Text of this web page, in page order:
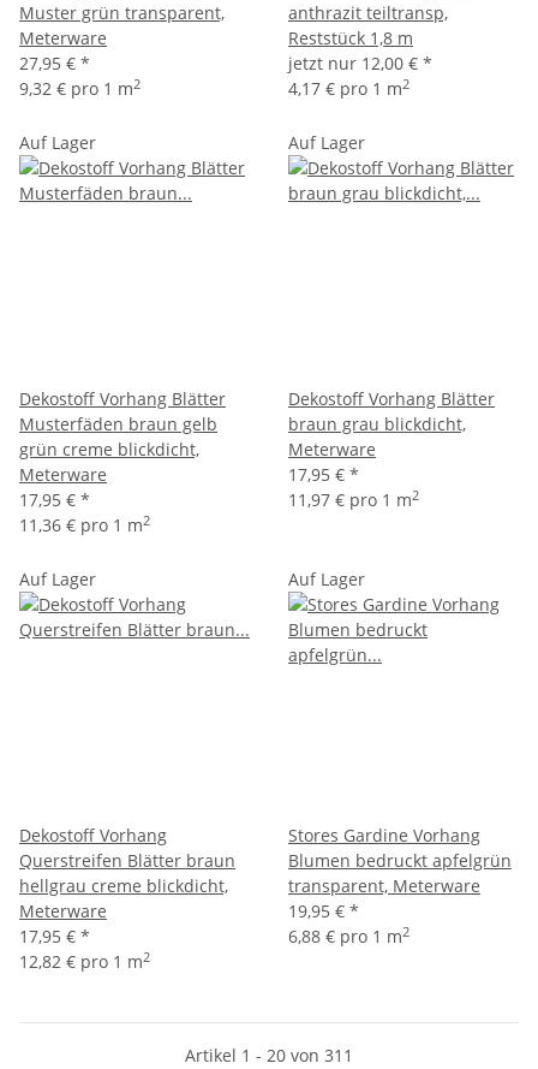
Muster grün transparent,
Meterware
27,95 € *
9,32 € pro 1 m2
anthrazit teiltransp,
Reststück 1,8 m
jetzt nur 12,00 € *
4,17 € pro 1 m2
Auf Lager
Dekostoff Vorhang Blätter
Musterfäden braun gelb
grün creme blickdicht,
Meterware
17,95 € *
11,36 € pro 1 m2
Auf Lager
Dekostoff Vorhang Blätter
braun grau blickdicht,
Meterware
17,95 € *
11,97 € pro 1 m2
Auf Lager
Dekostoff Vorhang
Querstreifen Blätter braun
hellgrau creme blickdicht,
Meterware
17,95 € *
12,82 € pro 1 m2
Auf Lager
Stores Gardine Vorhang
Blumen bedruckt apfelgrün
transparent, Meterware
19,95 € *
6,88 € pro 1 m2
Artikel 1 - 20 von 311